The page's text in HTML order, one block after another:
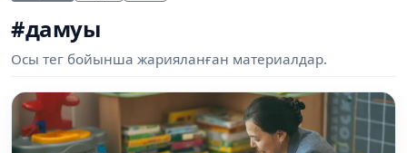
#дамуы
Осы тег бойынша жарияланған материалдар.